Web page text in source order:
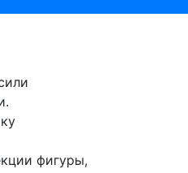
фигуры,